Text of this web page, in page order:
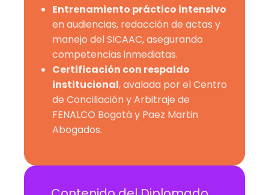
Entrenamiento práctico intensivo
en audiencias, redacción de actas y
manejo del SICAAC, asegurando
competencias inmediatas.
Certificación con respaldo
institucional, avalada por el Centro
de Conciliación y Arbitraje de
FENALCO Bogotá y Paez Martin
Abogados.